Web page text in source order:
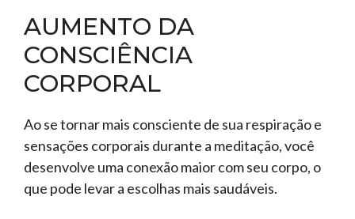
AUMENTO DA
CONSCIÊNCIA
CORPORAL
Ao se tornar mais consciente de sua respiração e
sensações corporais durante a meditação, você
desenvolve uma conexão maior com seu corpo, o
que pode levar a escolhas mais saudáveis.